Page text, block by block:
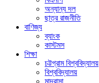
অন্যান্য দল
ছাত্র রাজনীতি
বাণিজ্য
ব্যাংক
কাস্টমস
শিক্ষা
চট্টগ্রাম বিশ্ববিদ্যালয়
বিশ্ববিদ্যালয়
মাদরাসা